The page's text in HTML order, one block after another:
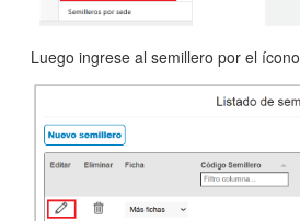
Luego ingrese al semillero por el ícono